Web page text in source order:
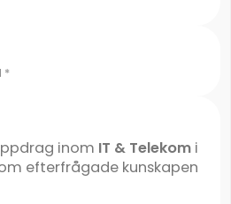
*
inom IT & Telekomi
efterfrågade kunskapen